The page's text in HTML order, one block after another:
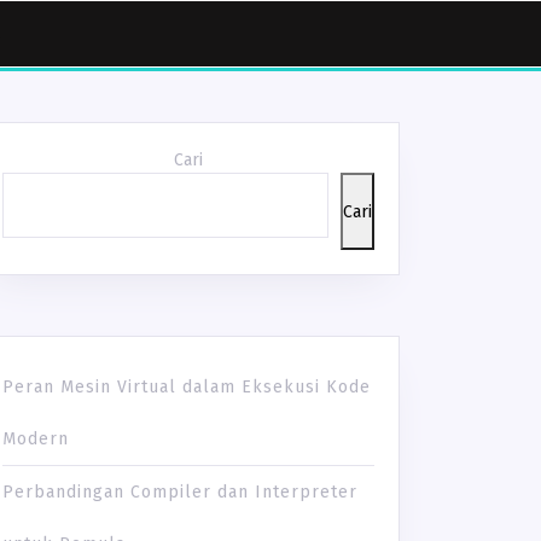
Cari
Cari
Peran Mesin Virtual dalam Eksekusi Kode
Modern
Perbandingan Compiler dan Interpreter